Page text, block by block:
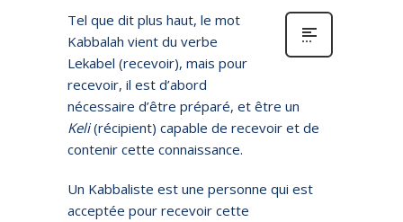
Tel que dit plus haut, le mot
Kabbalah vient du verbe
Lekabel (recevoir), mais pour
recevoir, il est d’abord
nécessaire d’être préparé, et être un
Keli(récipient) capable de recevoir et de
contenir cette connaissance.
Un Kabbaliste est une personne qui est
acceptée pour recevoir cette